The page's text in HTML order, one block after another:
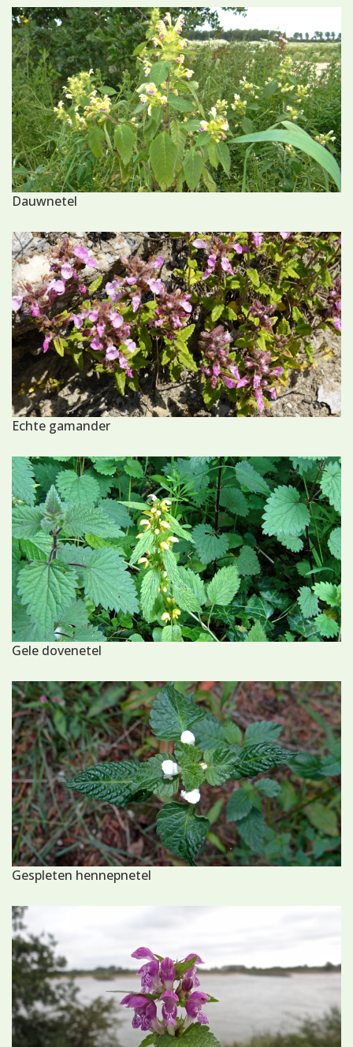
Dauwnetel
Echte gamander
Gele dovenetel
Gespleten hennepnetel